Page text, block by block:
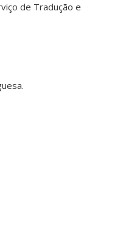
de Tradução e